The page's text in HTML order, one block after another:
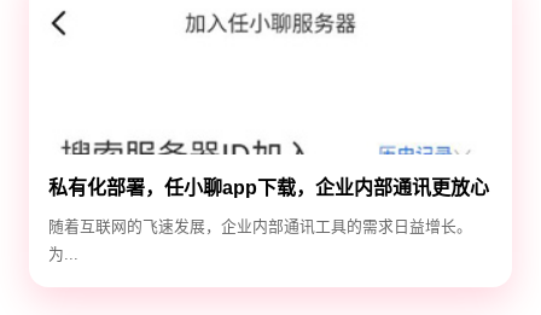
私有化部署，任小聊app下载，企业内部通讯更放心
随着互联网的飞速发展，企业内部通讯工具的需求日益增长。
为...